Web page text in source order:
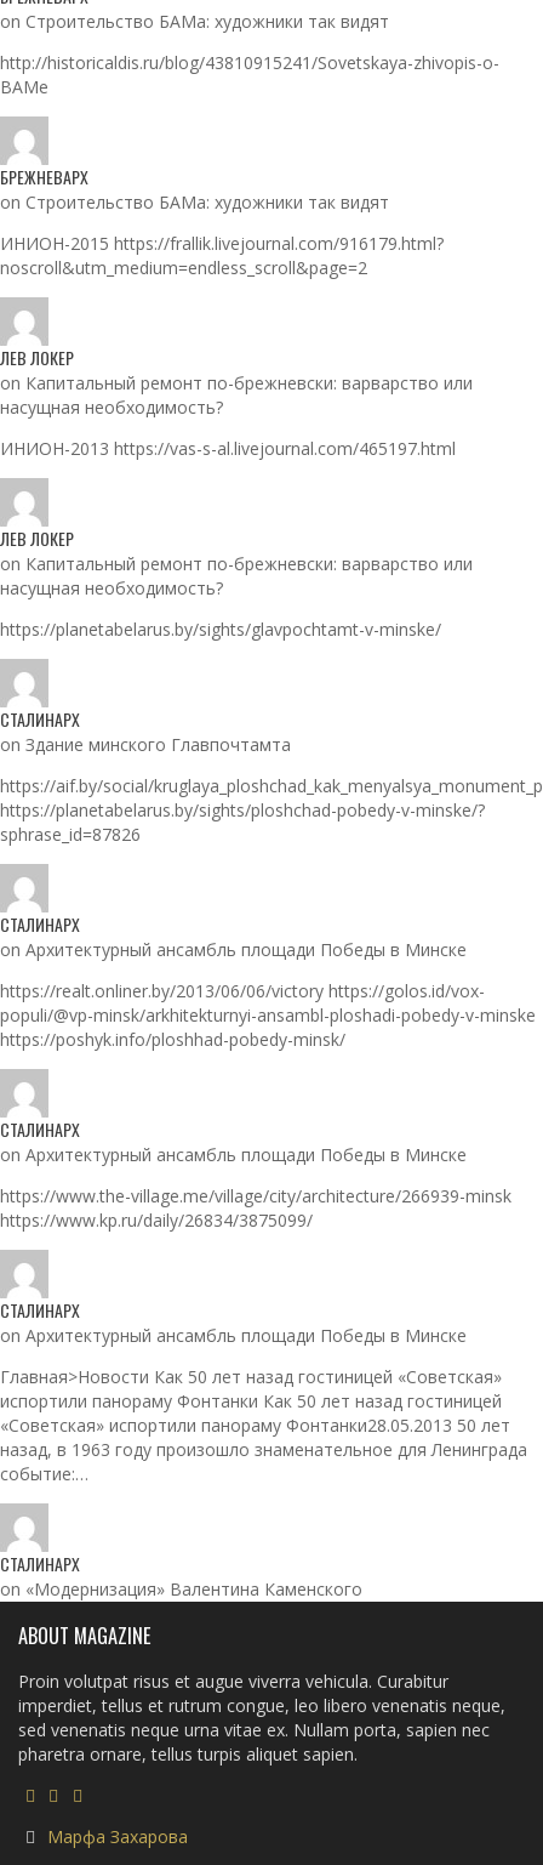
on Строительство БАМа: художники так видят
http://historicaldis.ru/blog/43810915241/Sovetskaya-zhivopis-o-
BAMe
БРЕЖНЕВАРХ
on Строительство БАМа: художники так видят
ИНИОН-2015 https://frallik.livejournal.com/916179.html?
noscroll&utm_medium=endless_scroll&page=2
ЛЕВ ЛОКЕР
on Капитальный ремонт по-брежневски: варварство или
насущная необходимость?
ИНИОН-2013 https://vas-s-al.livejournal.com/465197.html
ЛЕВ ЛОКЕР
on Капитальный ремонт по-брежневски: варварство или
насущная необходимость?
https://planetabelarus.by/sights/glavpochtamt-v-minske/
СТАЛИНАРХ
on Здание минского Главпочтамта
https://aif.by/social/
https://planetabelarus.by/sights/ploshchad-pobedy-v-minske/?
sphrase_id=87826
СТАЛИНАРХ
on Архитектурный ансамбль площади Победы в Минске
https://realt.onliner.by/2013/06/06/victory https://golos.id/vox-
populi/@vp-minsk/arkhitekturnyi-ansambl-ploshadi-pobedy-v-minske
https://poshyk.info/ploshhad-pobedy-minsk/
СТАЛИНАРХ
on Архитектурный ансамбль площади Победы в Минске
https://www.the-village.me/village/city/architecture/266939-minsk
https://www.kp.ru/daily/26834/3875099/
СТАЛИНАРХ
on Архитектурный ансамбль площади Победы в Минске
Главная>Новости Как 50 лет назад гостиницей «Советская»
испортили панораму Фонтанки Как 50 лет назад гостиницей
«Советская» испортили панораму Фонтанки28.05.2013 50 лет
назад, в 1963 году произошло знаменательное для Ленинграда
событие:…
СТАЛИНАРХ
on «Модернизация» Валентина Каменского
ABOUT MAGAZINE
Proin volutpat risus et augue viverra vehicula. Curabitur
imperdiet, tellus et rutrum congue, leo libero venenatis neque,
sed venenatis neque urna vitae ex. Nullam porta, sapien nec
pharetra ornare, tellus turpis aliquet sapien.
Марфа Захарова